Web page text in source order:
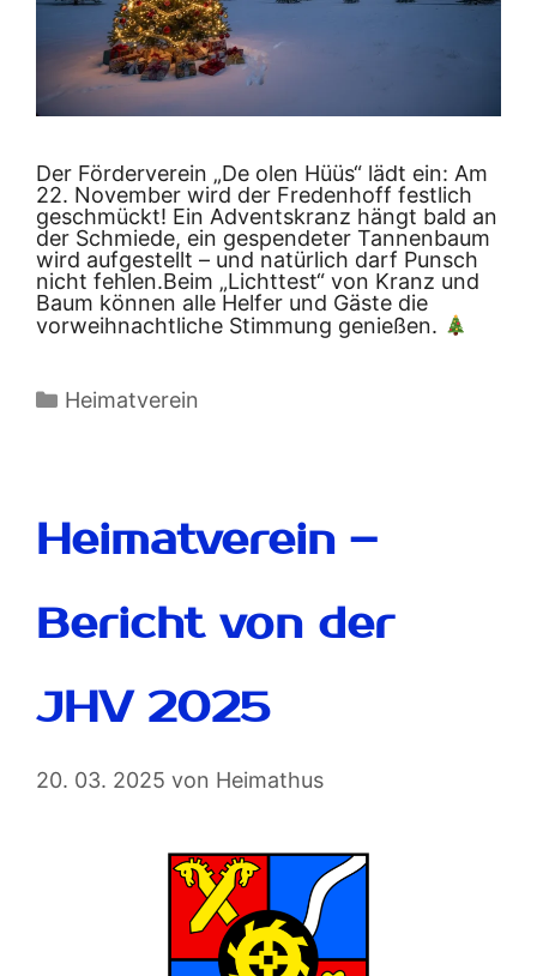
Der Förderverein „De olen Hüüs“ lädt ein: Am
22. November wird der Fredenhoff festlich
geschmückt! Ein Adventskranz hängt bald an
der Schmiede, ein gespendeter Tannenbaum
wird aufgestellt – und natürlich darf Punsch
nicht fehlen.Beim „Lichttest“ von Kranz und
Baum können alle Helfer und Gäste die
vorweihnachtliche Stimmung genießen.
Heimatverein
Heimatverein –
Bericht von der
JHV 2025
20. 03. 2025 von Heimathus